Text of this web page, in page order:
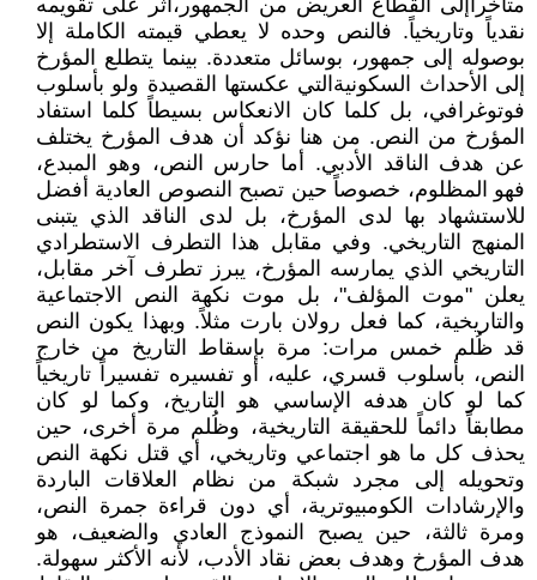
متأخراًإلى القطاع العريض من الجمهور،أثر على تقويمه
نقدياً وتاريخياً. فالنص وحده لا يعطي قيمته الكاملة إلا
بوصوله إلى جمهور، بوسائل متعددة. بينما يتطلع المؤرخ
إلى الأحداث السكونيةالتي عكستها القصيدة ولو بأسلوب
فوتوغرافي، بل كلما كان الانعكاس بسيطاً كلما استفاد
المؤرخ من النص. من هنا نؤكد أن هدف المؤرخ يختلف
عن هدف الناقد الأدبي. أما حارس النص، وهو المبدع،
فهو المظلوم، خصوصاً حين تصبح النصوص العادية أفضل
للاستشهاد بها لدى المؤرخ، بل لدى الناقد الذي يتبنى
المنهج التاريخي. وفي مقابل هذا التطرف الاستطرادي
التاريخي الذي يمارسه المؤرخ، يبرز تطرف آخر مقابل،
يعلن "موت المؤلف"، بل موت نكهة النص الاجتماعية
والتاريخية، كما فعل رولان بارت مثلاً. وبهذا يكون النص
قد ظُلم خمس مرات: مرة بإسقاط التاريخ من خارج
النص، بأسلوب قسري، عليه، أو تفسيره تفسيراً تاريخياً
كما لو كان هدفه الإساسي هو التاريخ، وكما لو كان
مطابقاً دائماً للحقيقة التاريخية، وظُلم مرة أخرى، حين
يحذف كل ما هو اجتماعي وتاريخي، أي قتل نكهة النص
وتحويله إلى مجرد شبكة من نظام العلاقات الباردة
والإرشادات الكومبيوترية، أي دون قراءة جمرة النص،
ومرة ثالثة، حين يصبح النموذج العادي والضعيف، هو
هدف المؤرخ وهدف بعض نقاد الأدب، لأنه الأكثر سهولة.